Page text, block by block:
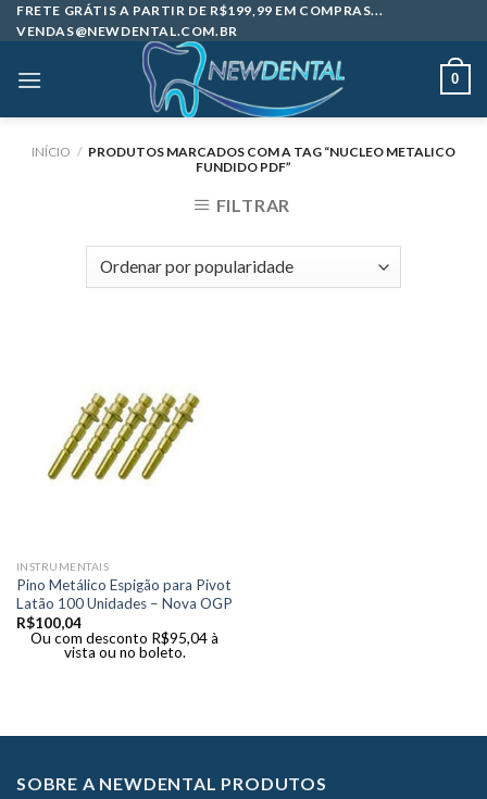
Skip
to
FRETE GRÁTIS A PARTIR DE R$199,99 EM COMPRAS...
VENDAS@NEWDENTAL.COM.BR
0
INÍCIO / PRODUTOS MARCADOS COM A TAG “NUCLEO METALICO
FUNDIDO PDF”
FILTRAR
INSTRUMENTAIS
Pino Metálico Espigão para Pivot
Latão 100 Unidades – Nova OGP
R$100,04
Ou com desconto R$95,04à
vista ou no boleto.
SOBRE A NEWDENTAL PRODUTOS